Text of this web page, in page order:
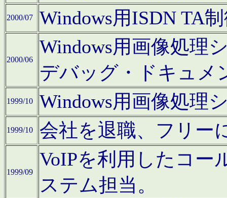
2000/07 Windows用ISDN TA
2000/06
Windows用画像処理
デバッグ・ドキュメ
1999/10 Windows用画像処理
1999/10 会社を退職、フリー
1999/09
VoIPを利用したコー
ステム担当。